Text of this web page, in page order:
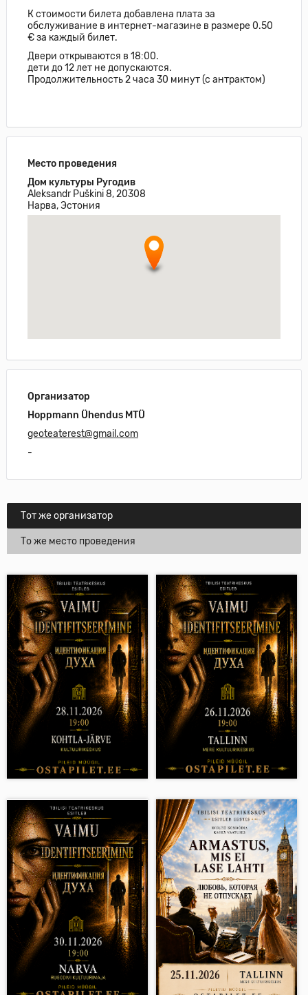
К стоимости билета добавлена плата за
обслуживание в интернет-магазине в размере 0.50
€ за каждый билет.
Двери открываются в 18:00.
дети до 12 лет не допускаются.
Продолжительность 2 часа 30 минут (с антрактом)
Место проведения
Дом культуры Ругодив
Aleksandr Puškini 8, 20308
Нарва, Эстония
Организатор
Hoppmann Ühendus MTÜ
geoteaterest@gmail.com
-
Тот же организатор
То же место проведения